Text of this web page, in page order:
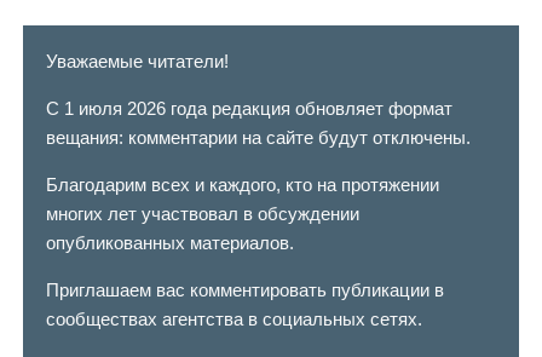
Уважаемые читатели!
С 1 июля 2026 года редакция обновляет формат
вещания: комментарии на сайте будут отключены.
Благодарим всех и каждого, кто на протяжении
многих лет участвовал в обсуждении
опубликованных материалов.
Приглашаем вас комментировать публикации в
сообществах агентства в социальных сетях.